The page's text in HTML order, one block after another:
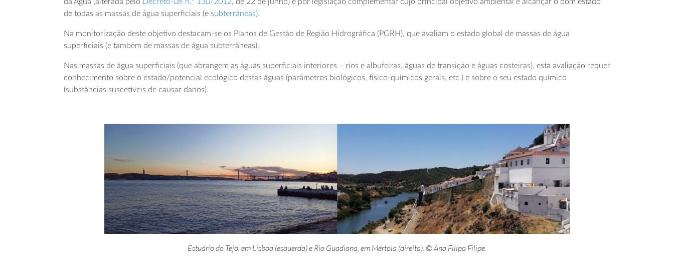
de todas as massas de água superficiais (e subterrâneas).
Na monitorização deste objetivo destacam-se os Planos de Gestão de Região Hidrográfica (PGRH), que avaliam o estado global de massas de água
superficiais (e também de massas de água subterrâneas).
Nas massas de água superficiais (que abrangem as águas superficiais interiores – rios e albufeiras, águas de transição e águas costeiras), esta avaliação requer
conhecimento sobre o estado/potencial ecológico destas águas (parâmetros biológicos, físico-químicos gerais, etc.) e sobre o seu estado químico
(substâncias suscetíveis de causar danos).
Estuário do Tejo, em Lisboa (esquerda) e Rio Guadiana, em Mértola (direita). © Ana Filipa Filipe.